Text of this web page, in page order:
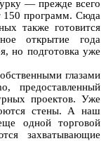
— прежде всего
150 программ. Сюда
также готовится
открытие года
но подготовка уже
глазами
предоставленный
проектов. Уже
стены. А наш
одной торговой
захватывающие